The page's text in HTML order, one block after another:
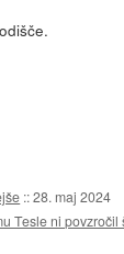
::28. maj 2024
Tesle ni povzročil